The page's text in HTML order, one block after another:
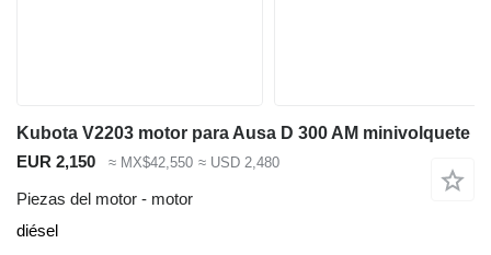
Kubota V2203 motor para Ausa D 300 AM minivolquete
EUR 2,150
≈ MX$42,550 ≈ USD 2,480
Piezas del motor - motor
diésel